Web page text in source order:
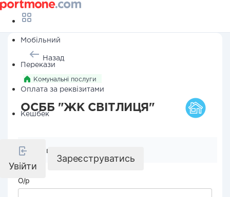
Мобільний
Перекази
Оплата за реквізитами
Кешбек
Увійти
Зареєструватись
Назад
Комунальні послуги
ОСББ "ЖК СВІТЛИЦЯ"
Реквізити компанії
О/р